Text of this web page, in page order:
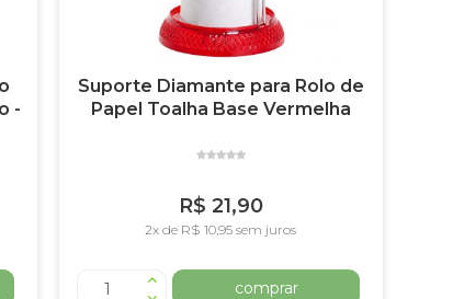
-
Suporte Diamante para Rolo de
Papel Toalha Base Vermelha
R$ 21,90
2x de R$ 10,95 sem juros
comprar